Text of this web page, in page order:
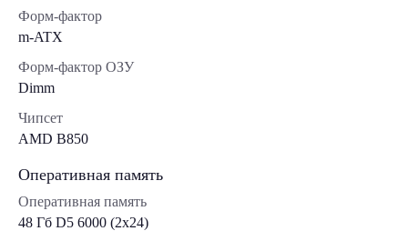
Форм-фактор
m-ATX
Форм-фактор ОЗУ
Dimm
Чипсет
AMD B850
Оперативная память
Оперативная память
48 Гб D5 6000 (2х24)